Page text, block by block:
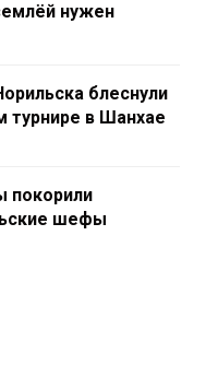
нужен
блеснули
турнире в Шанхае
покорили
шефы